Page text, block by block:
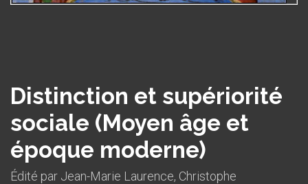
Distinction et supériorité
sociale (Moyen âge et
époque moderne)
Édité par Jean-Marie Laurence, Christophe